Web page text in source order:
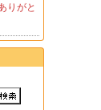
りがと